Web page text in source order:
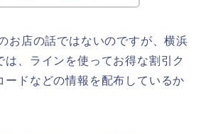
お店の話ではないのですが、横浜
は、ラインを使ってお得な割引ク
ードなどの情報を配布しているか